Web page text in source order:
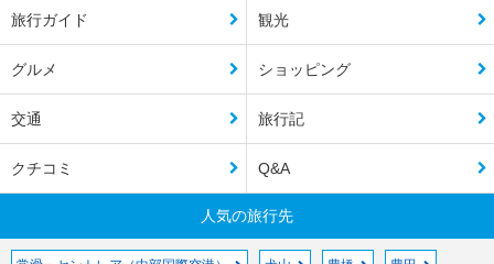
旅行ガイド 観光
グルメ ショッピング
交通 旅行記
クチコミ Q&A
人気の旅行先